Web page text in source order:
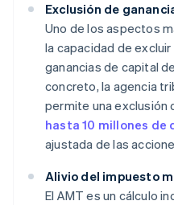
Exclusión de
Uno de los aspectos
la capacidad de
ganancias de capital
concreto, la agencia
permite una exclusión
hasta 10 millones de
ajustada de las
Alivio del impuesto
El AMT es un cálculo